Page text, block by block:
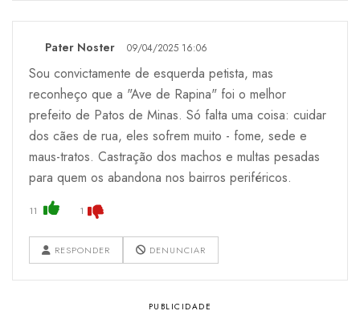
Pater Noster 09/04/2025 16:06
Sou convictamente de esquerda petista, mas
reconheço que a "Ave de Rapina" foi o melhor
prefeito de Patos de Minas. Só falta uma coisa: cuidar
dos cães de rua, eles sofrem muito - fome, sede e
maus-tratos. Castração dos machos e multas pesadas
para quem os abandona nos bairros periféricos.
11 1
RESPONDER DENUNCIAR